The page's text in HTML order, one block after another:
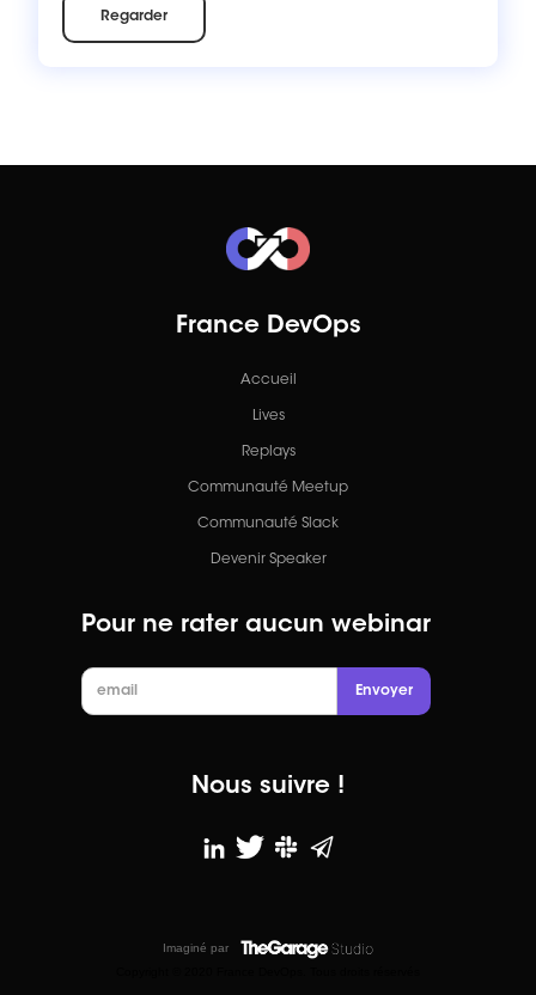
Regarder
France DevOps
Accueil
Lives
Replays
Communauté Meetup
Communauté Slack
Devenir Speaker
Pour ne rater aucun webinar
Nous suivre !
Imaginé par